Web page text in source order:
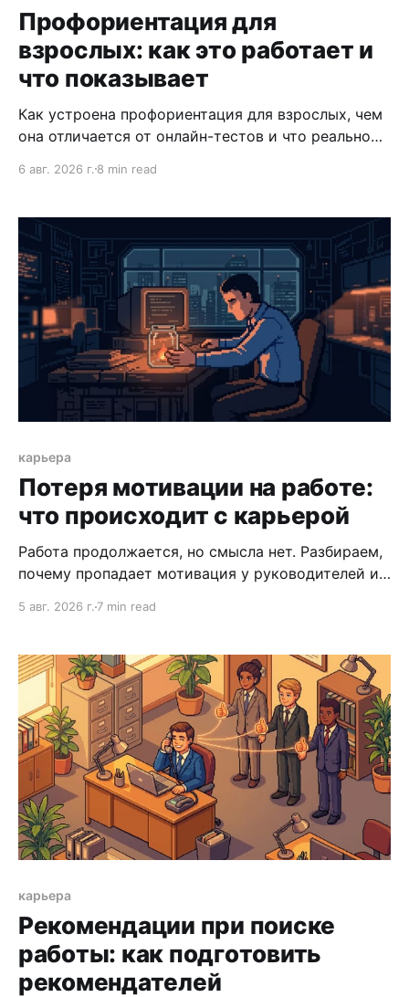
Профориентация для
взрослых: как это работает и
что показывает
Как устроена профориентация для взрослых, чем
она отличается от онлайн-тестов и что реально
диагностики.
6 авг. 2026 г. 8 min read
карьера
Потеря мотивации на работе:
что происходит с карьерой
Работа продолжается, но смысла нет. Разбираем,
почему пропадает мотивация у руководителей и
5 авг. 2026 г. 7 min read
карьера
Рекомендации при поиске
работы: как подготовить
рекомендателей